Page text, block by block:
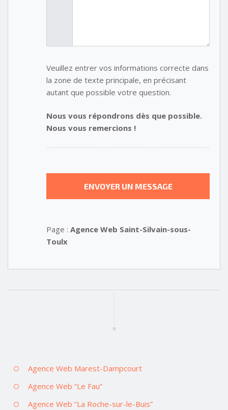
Veuillez entrer vos informations correcte dans
la zone de texte principale, en précisant
autant que possible votre question.
Nous vous répondrons dès que possible.
Nous vous remercions !
Page : Agence Web Saint-Silvain-sous-
Toulx
Agence Web Marest-Dampcourt
Agence Web “Le Fau”
Agence Web “La Roche-sur-le-Buis”